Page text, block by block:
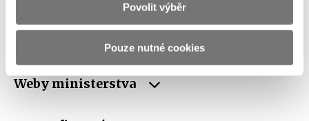
Povolit výběr
Pouze nutné cookies
ID Datové
xzeaauv
Weby ministerstva